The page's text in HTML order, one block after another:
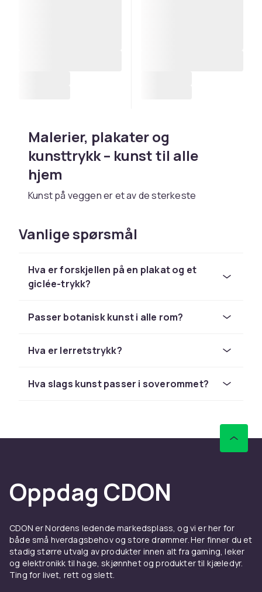
Malerier, plakater og
kunsttrykk – kunst til alle
hjem
Kunst på veggen er et av de sterkeste
sette tonen for hele rommet, skape samtale
i alle prisklasser og stiler – fra rimelige
postertrykk til originale håndmalte lerretsverk,
og alt i mellom.
I motsetning til møbler og tekstiler er kunst
er "riktig" kunst å ha på veggen – det viktigste
rommet noe ekstra. Velg motiver og stiler som
Ulike typer kunstverk
og akvarell er de vanligste teknikkene. Et
originalt maleri er en investering som kan
samtaleemne. Mange kunstnere selger
arbeidene sine direkte til forbrukere via
nettbutikker og lokale gallerier.
Kunstplakater og prints er rimelige og allsidige
Vanlige spørsmål
Hva er forskjellen på en plakat og et
giclée-trykk?
Passer botanisk kunst i alle rom?
Hva er lerretstrykk?
Hva slags kunst passer i soverommet?
Oppdag CDON
CDON er Nordens ledende markedsplass, og vi er her for
både små hverdagsbehov og store drømmer. Her finner du et
stadig større utvalg av produkter innen alt fra gaming, leker
og elektronikk til hage, skjønnhet og produkter til kjæledyr.
Ting for livet, rett og slett.